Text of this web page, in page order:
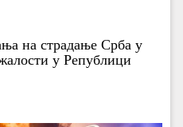
на страдање Срба у
у Републици